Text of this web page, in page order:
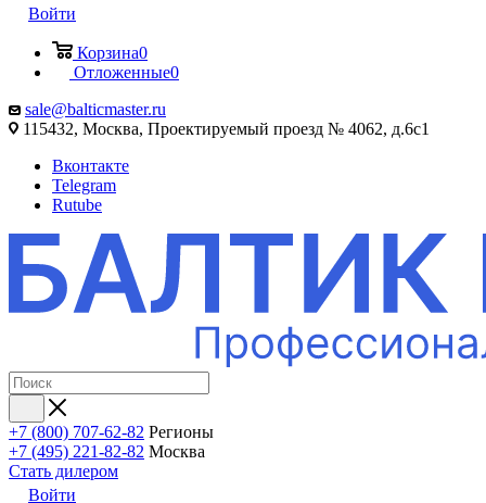
Войти
Корзина0
Отложенные0
sale@balticmaster.ru
115432, Москва, Проектируемый проезд № 4062, д.6с1
Вконтакте
Telegram
Rutube
+7 (800) 707-62-82 Регионы
+7 (495) 221-82-82 Москва
Стать дилером
Войти